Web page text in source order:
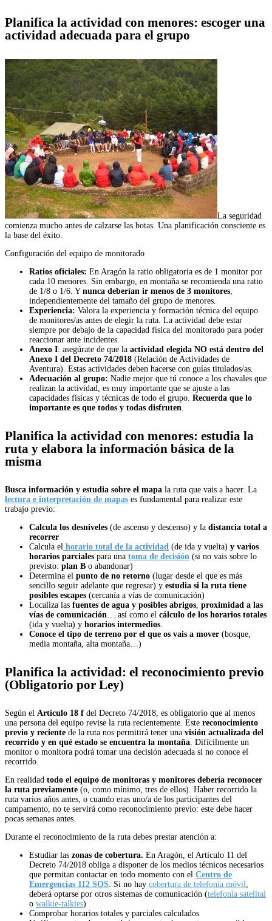
Planifica la actividad con menores: escoger una
actividad adecuada para el grupo
La seguridad
comienza mucho antes de calzarse las botas. Una planificación consciente es
la base del éxito.
Configuración del equipo de monitorado
Ratios oficiales: En Aragón la ratio obligatoria es de 1 monitor por
cada 10 menores. Sin embargo, en montaña se recomienda una ratio
de 1/8 o 1/6. Y nunca deberían ir menos de 3 monitores,
independientemente del tamaño del grupo de menores.
Experiencia: Valora la experiencia y formación técnica del equipo
de monitores/as antes de elegir la ruta. La actividad debe estar
siempre por debajo de la capacidad física del monitorado para poder
reaccionar ante incidentes.
Anexo I: asegúrate de que la actividad elegida NO está dentro del
Anexo I del Decreto 74/2018 (Relación de Actividades de
Aventura). Estas actividades deben hacerse con guías titulados/as.
Adecuación al grupo: Nadie mejor que tú conoce a los chavales que
realizan la actividad, es muy importante que se ajuste a las
capacidades físicas y técnicas de todo el grupo. Recuerda que lo
importante es que todos y todas disfruten.
Planifica la actividad con menores: estudia la
ruta y elabora la información básica de la
misma
Busca información y estudia sobre el mapa la ruta que vais a hacer. La
lectura e interpretación de mapas es fundamental para realizar este
trabajo previo:
Calcula los desniveles (de ascenso y descenso) y la distancia total a
recorrer
Calcula el horario total de la actividad (de ida y vuelta) y varios
horarios parciales para una toma de decisión (si no vais sobre lo
previsto: plan B o abandonar)
Determina el punto de no retorno (lugar desde el que es más
sencillo seguir adelante que regresar) y estudia si la ruta tiene
posibles escapes (cercanía a vías de comunicación)
Localiza las fuentes de agua y posibles abrigos proximidad a las
vías de comunicación … así como el cálculo de los horarios totales
(ida y vuelta) y horarios intermedios
Conoce el tipo de terreno por el que os vais a mover (bosque,
media montaña, alta montaña…)
Planifica la actividad: el reconocimiento previo
(Obligatorio por Ley)
Según el Artículo 18 f del Decreto 74/2018, es obligatorio que al menos
una persona del equipo revise la ruta recientemente. Este reconocimiento
previo y reciente de la ruta nos permitirá tener una visión actualizada del
recorrido y en qué estado se encuentra la montaña . Difícilmente un
monitor o monitora podrá tomar una decisión adecuada si no conoce el
recorrido.
En realidad todo el equipo de monitoras y monitores debería reconocer
la ruta previamente (o, como mínimo, tres de ellos). Haber recorrido la
ruta varios años antes, o cuando eras uno/a de los participantes del
campamento, no te servirá como reconocimiento previo: este debe hacer
pocas semanas antes.
Durante el reconocimiento de la ruta debes prestar atención a:
Estudiar las zonas de cobertura. En Aragón, el Artículo 11 del
Decreto 74/2018 obliga a disponer de los medios técnicos necesarios
que permitan contactar en todo momento con el Centro de
Emergencias 112 SOS . Si no hay cobertura de telefonía móvil
deberá optarse por otros sistemas de comunicación (telefonía satelital
o walkie-talkies)
Comprobar horarios totales y parciales calculados